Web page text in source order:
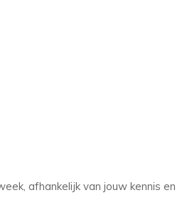
afhankelijk van jouw kennis en